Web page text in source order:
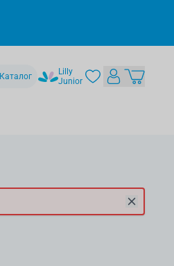
Каталог
Lilly
Junior